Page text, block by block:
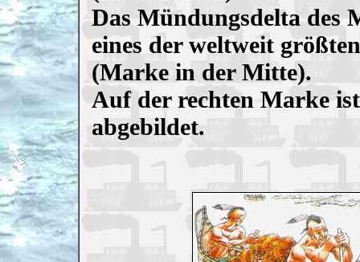
Das Mündungsdelta des
eines der weltweit
(Marke in der Mitte).
Auf der rechten Marke
abgebildet.